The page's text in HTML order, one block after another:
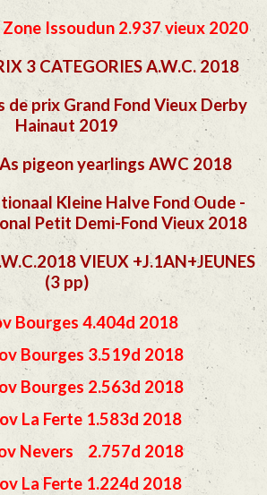
Issoudun 2.937 vieux 2020
3 CATEGORIES A.W.C. 2018
de prix Grand Fond Vieux Derby
Hainaut 2019
pigeon yearlings AWC 2018
Kleine Halve Fond Oude -
Petit Demi-Fond Vieux 2018
VIEUX +J.1AN+JEUNES
(3 pp)
Bourges 4.404d 2018
Bourges 3.519d 2018
Bourges 2.563d 2018
La Ferte 1.583d 2018
Nevers 2.757d 2018
La Ferte 1.224d 2018